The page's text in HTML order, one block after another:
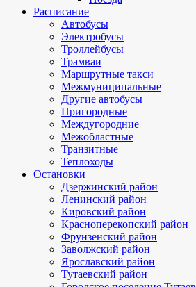
Расписание
Автобусы
Электробусы
Троллейбусы
Трамваи
Маршрутные такси
Межмуниципальные
Другие автобусы
Пригородные
Междугородние
Межобластные
Транзитные
Теплоходы
Остановки
Дзержинский район
Ленинский район
Кировский район
Красноперекопский район
Фрунзенский район
Заволжский район
Ярославский район
Тутаевский район